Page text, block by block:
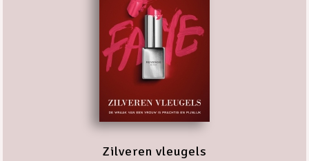
Zilveren vleugels